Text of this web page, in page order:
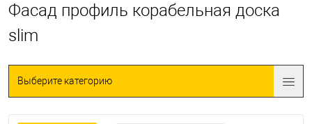
Фасад профиль корабельная доска
slim
Выберите категорию